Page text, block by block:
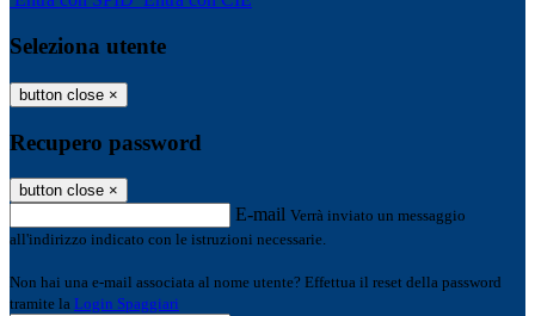
Seleziona utente
button close ×
Recupero password
button close ×
E-mail Verrà inviato un messaggio
all'indirizzo indicato con le istruzioni necessarie.
Non hai una e-mail associata al nome utente? Effettua il reset della password
tramite la Login Spaggiari